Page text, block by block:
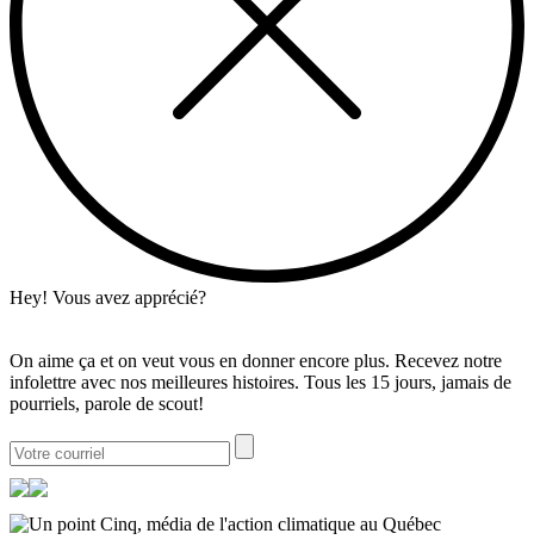
Hey! Vous avez apprécié?
On aime ça et on veut vous en donner encore plus. Recevez notre
infolettre avec nos meilleures histoires. Tous les 15 jours, jamais de
pourriels, parole de scout!